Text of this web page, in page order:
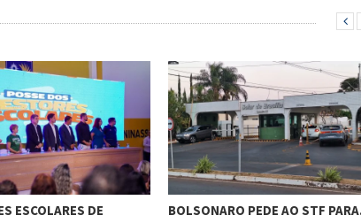
ESCOLARES DE
BOLSONARO PEDE AO STF